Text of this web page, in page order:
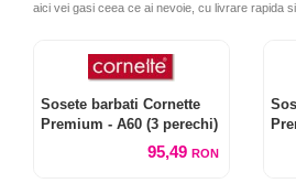
aici vei gasi ceea ce ai nevoie, cu livrare rapida
Sosete barbati Cornette
Premium - A60 (3 perechi)
95,49 RON